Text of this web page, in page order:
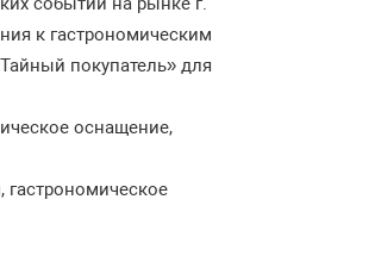
к гастрономическим
покупатель» для
оснащение,